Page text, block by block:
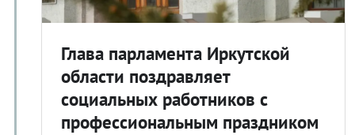
Глава парламента Иркутской
области поздравляет
социальных работников с
профессиональным праздником